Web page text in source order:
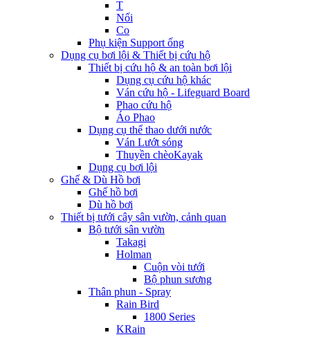
T
Nối
Co
Phụ kiện Support ống
Dụng cụ bơi lội & Thiết bị cứu hộ
Thiết bị cứu hộ & an toàn bơi lội
Dụng cụ cứu hộ khác
Ván cứu hộ - Lifeguard Board
Phao cứu hộ
Áo Phao
Dụng cụ thể thao dưới nước
Ván Lướt sóng
Thuyền chèoKayak
Dụng cụ bơi lội
Ghế & Dù Hồ bơi
Ghế hồ bơi
Dù hồ bơi
Thiết bị tưới cây sân vườn, cảnh quan
Bộ tưới sân vườn
Takagi
Holman
Cuộn vòi tưới
Bộ phun sương
Thân phun - Spray
Rain Bird
1800 Series
KRain